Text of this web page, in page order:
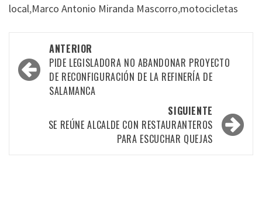
local,Marco Antonio Miranda Mascorro,motocicletas
Navegación
por
las
ANTERIOR
PIDE LEGISLADORA NO ABANDONAR PROYECTO
DE RECONFIGURACIÓN DE LA REFINERÍA DE
SALAMANCA
SIGUIENTE
SE REÚNE ALCALDE CON RESTAURANTEROS
PARA ESCUCHAR QUEJAS